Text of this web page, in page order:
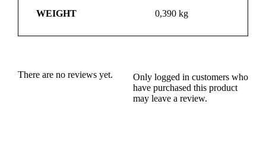
WEIGHT 0,390 kg
There are no reviews yet.
Only logged in customers who
have purchased this product
may leave a review.